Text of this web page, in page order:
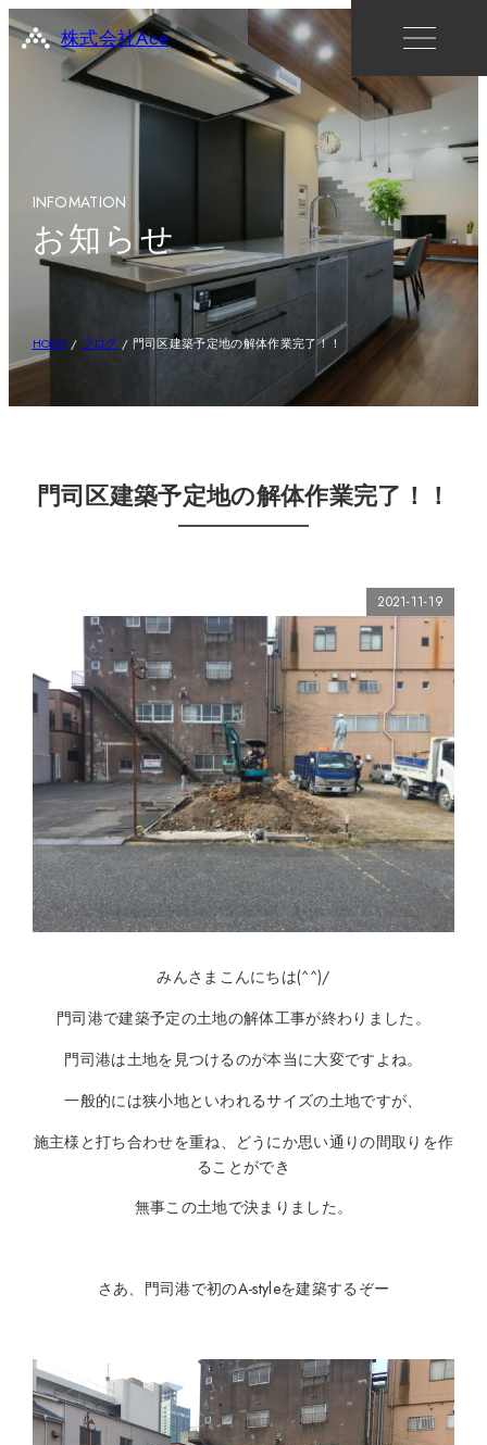
株式会社Ace
INFOMATION
お知らせ
HOME/ ブログ / 門司区建築予定地の解体作業完了！！
門司区建築予定地の解体作業完了！！
2021-11-19
みんさまこんにちは(^^)/
門司港で建築予定の土地の解体工事が終わりました。
門司港は土地を見つけるのが本当に大変ですよね。
一般的には狭小地といわれるサイズの土地ですが、
施主様と打ち合わせを重ね、どうにか思い通りの間取りを作
ることができ
無事この土地で決まりました。
さあ、門司港で初のA-styleを建築するぞー